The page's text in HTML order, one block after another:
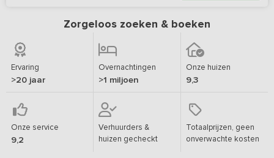
Zorgeloos zoeken & boeken
Ervaring
>20 jaar
Overnachtingen
>1 miljoen
Onze huizen
9,3
Onze service
9,2
Verhuurders &
huizen gecheckt
Totaalprijzen, geen
onverwachte kosten